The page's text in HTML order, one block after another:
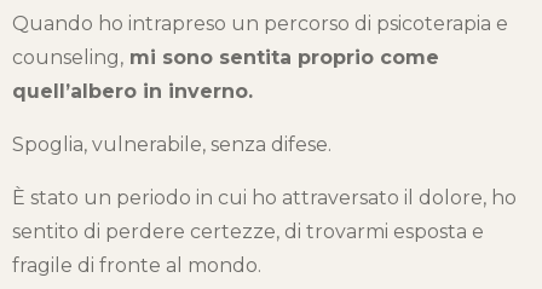
Quando ho intrapreso un percorso di psicoterapia e
counseling, mi sono sentita proprio come
quell’albero in inverno.
Spoglia, vulnerabile, senza difese.
È stato un periodo in cui ho attraversato il dolore, ho
sentito di perdere certezze, di trovarmi esposta e
fragile di fronte al mondo.